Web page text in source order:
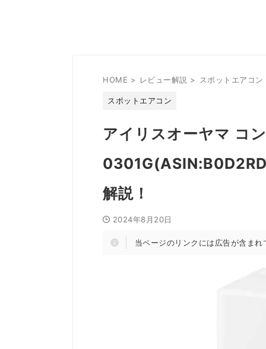
HOME > レビュー解説 > スポットエアコン
スポットエアコン
アイリスオーヤマ コ
解説！
2024年8月20日
当ページのリンクには広告が含まれ